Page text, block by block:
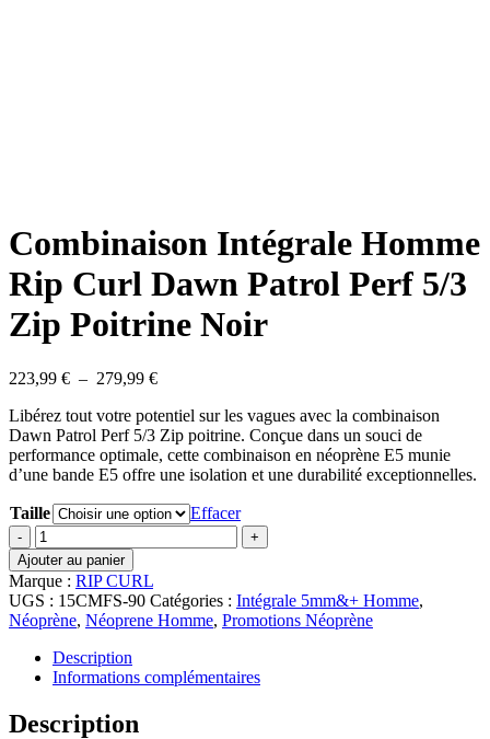
Combinaison Intégrale Homme
Rip Curl Dawn Patrol Perf 5/3
Zip Poitrine Noir
223,99 € – 279,99 €Plage
prix :
223,99 €
à
279,99 €
Libérez tout votre potentiel sur les vagues avec la combinaison
Dawn Patrol Perf 5/3 Zip poitrine. Conçue dans un souci de
performance optimale, cette combinaison en néoprène E5 munie
d’une bande E5 offre une isolation et une durabilité exceptionnelles.
Taille
Effacer
quantité
de
Combinaison
Intégrale
Homme
Rip
Curl
Dawn
Patrol
5/3
Ajouter au panier
Marque : RIP CURL
UGS : 15CMFS-90 Catégories : Intégrale 5mm&+ Homme,
Néoprène, Néoprene Homme, Promotions Néoprène
Description
Informations complémentaires
Description